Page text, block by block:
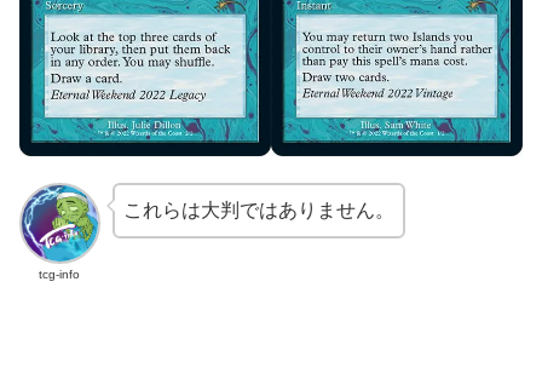
tcg-info
これらは大判ではありません。